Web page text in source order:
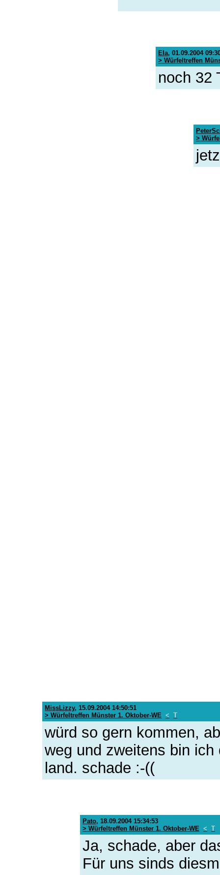
Ela, 01.09.2004
> Würfeltreffen
noch 32
>
MissLizzy, 15.09.2004 14:50:51
> Würfeltreffen Münster 1. Oktober-WE < T
würd so gern kommen,
weg und zweitens bin
land. schade :-((
Pato, 18.09.2004 15:34:53
> Würfeltreffen Münster 1. Oktober-WE < T
Ja, schade, aber
Für uns sinds